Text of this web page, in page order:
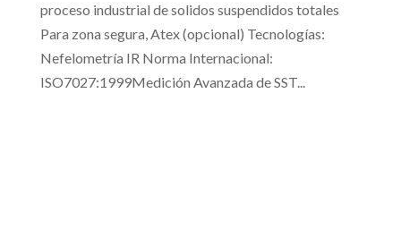
proceso industrial de solidos suspendidos totales
Para zona segura, Atex (opcional) Tecnologías:
Nefelometría IR Norma Internacional:
ISO7027:1999Medición Avanzada de SST...